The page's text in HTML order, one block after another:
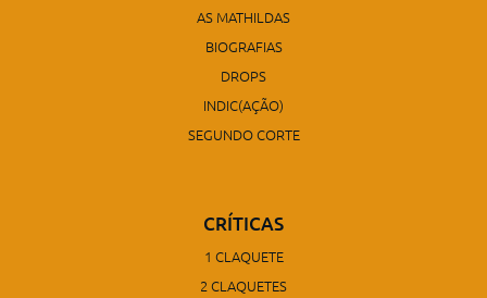
AS MATHILDAS
BIOGRAFIAS
DROPS
INDIC(AÇÃO)
SEGUNDO CORTE
CRÍTICAS
1 CLAQUETE
2 CLAQUETES